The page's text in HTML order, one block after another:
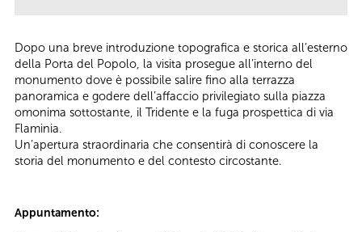
Dopo una breve introduzione topografica e storica all’esterno
della Porta del Popolo, la visita prosegue all’interno del
monumento dove è possibile salire fino alla terrazza
panoramica e godere dell’affaccio privilegiato sulla piazza
omonima sottostante, il Tridente e la fuga prospettica di via
Flaminia.
Un’apertura straordinaria che consentirà di conoscere la
storia del monumento e del contesto circostante.
Appuntamento: